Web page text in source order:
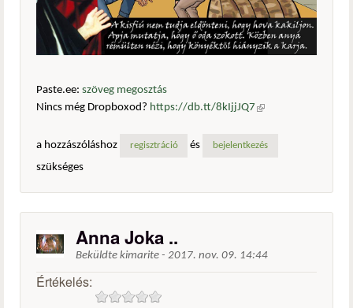
Paste.ee: szöveg megosztás
Nincs még Dropboxod? https://db.tt/8kIjjJQ7 (külső
a hozzászóláshoz
regisztráció és bejelentkezés
szükséges
Anna Joka ..
Beküldte kimarite - 2017. nov. 09. 14:44
Értékelés: